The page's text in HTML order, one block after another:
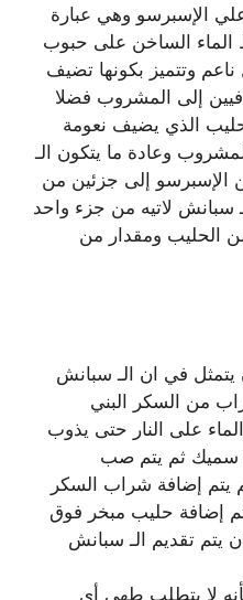
الإسبرسو وهي عبارة
الساخن على حبوب
وتتميز بكونها تضيف
إلى المشروب فضلا
الذي يضيف نعومة
وعادة ما يتكون الـ
الإسبرسو إلى جزئين من
سبانش لاتيه من جزء واحد
الحليب ومقدار من
يتمثل في ان الـ سبانش
من السكر البني
على النار حتى يذوب
سميك ثم يتم صب
يتم إضافة شراب السكر
إضافة حليب مبخر فوق
يتم تقديم الـ سبانش
فأنه لا يتطلب طهي أي